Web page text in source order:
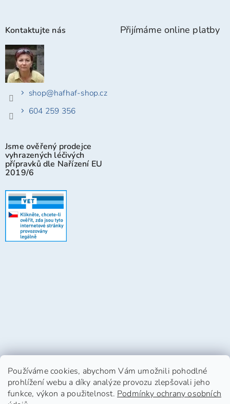
Používáme cookies, abychom Vám umožnili pohodlné
prohlížení webu a díky analýze provozu zlepšovali jeho
funkce, výkon a použitelnost. Podmínky ochrany osobních
Kontaktujte nás
shop@hafhaf-shop.cz
604 259 356
Jsme ověřený prodejce
vyhrazených léčivých
přípravků dle Nařízení EU
2019/6
Přijímáme online platby